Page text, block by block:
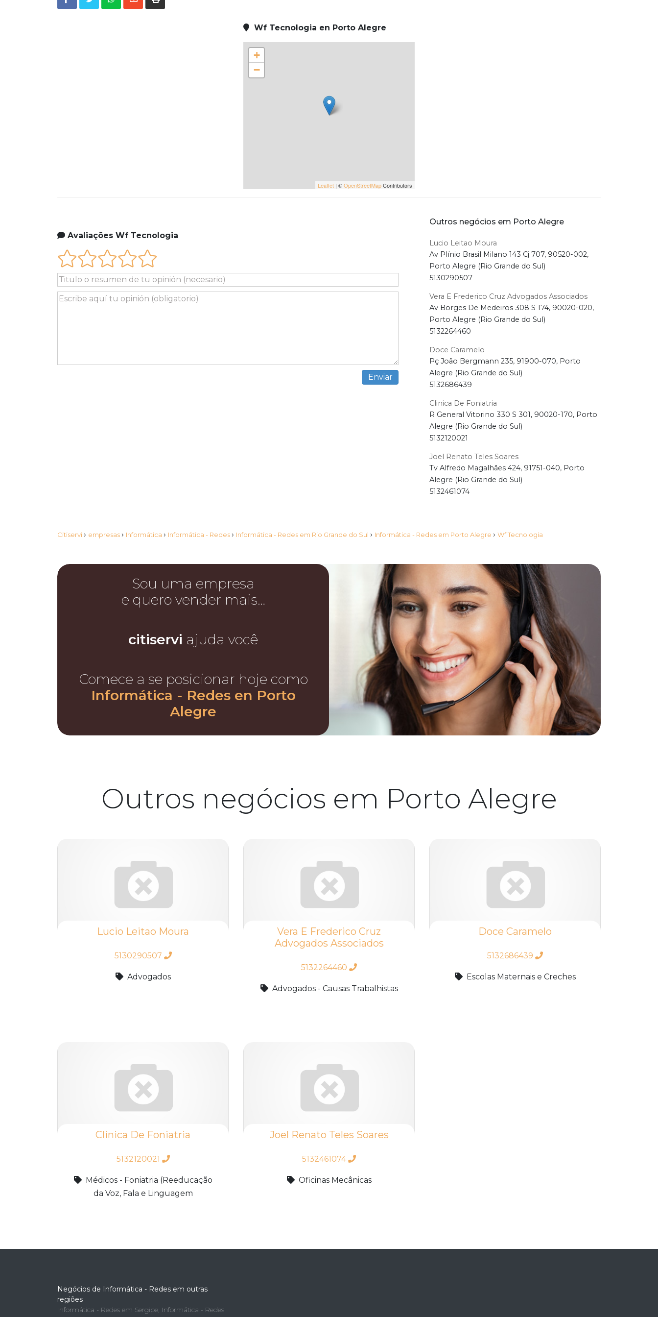
Wf Tecnologia en Porto Alegre
+
−
Leaflet | ©OpenStreetMapContributors
Avaliações Wf Tecnologia
Outros negócios em Porto Alegre
Lucio Leitao Moura
Av Plínio Brasil Milano 143 Cj 707, 90520-002,
Porto Alegre (Rio Grande do Sul)
5130290507
Vera E Frederico Cruz Advogados Associados
Av Borges De Medeiros 308 S 174, 90020-020,
Porto Alegre (Rio Grande do Sul)
5132264460
Doce Caramelo
Pç João Bergmann 235, 91900-070, Porto
Alegre (Rio Grande do Sul)
5132686439
Clinica De Foniatria
R General Vitorino 330 S 301, 90020-170, Porto
Alegre (Rio Grande do Sul)
5132120021
Joel Renato Teles Soares
Tv Alfredo Magalhães 424, 91751-040, Porto
Alegre (Rio Grande do Sul)
5132461074
Citiservi › empresas › Informática › Informática - Redes › Informática - Redes em Rio Grande do Sul › Informática - Redes em Porto Alegre › Wf Tecnologia
Sou uma empresa
e quero vender mais…
citiservi ajuda você
Comece a se posicionar hoje como
Informática - Redes en Porto
Alegre
Outros negócios em Porto Alegre
Lucio Leitao Moura
5130290507
Advogados
Vera E Frederico Cruz
Advogados Associados
5132264460
Advogados - Causas Trabalhistas
Doce Caramelo
5132686439
Escolas Maternais e Creches
Clinica De Foniatria
5132120021
Médicos - Foniatria (Reeducação
da Voz, Fala e Linguagem
Joel Renato Teles Soares
5132461074
Oficinas Mecânicas
Negócios de Informática - Redes em outras
regiões
Informática - Redes em Sergipe, Informática - Redes